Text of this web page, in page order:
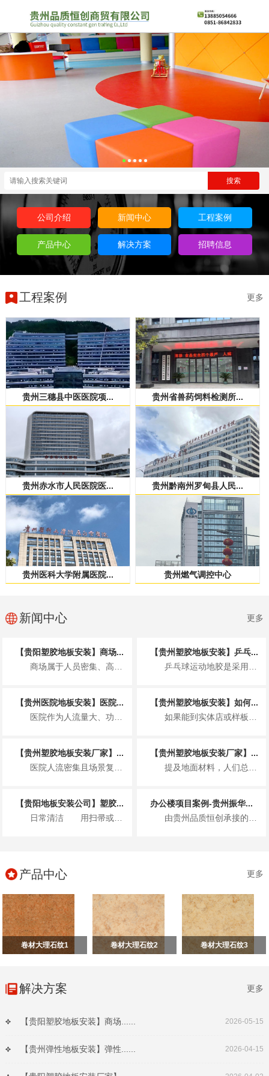
公司介绍 新闻中心 工程案例
产品中心 解决方案 招聘信息
工程案例 更多
贵州三穗县中医医院项... 贵州省兽药饲料检测所...
贵州赤水市人民医院医... 贵州黔南州罗甸县人民...
贵州医科大学附属医院... 贵州燃气调控中心
新闻中心 更多
【贵阳塑胶地板安装】商场...
商场属于人员密集、高频使用的公共商业空间，塑胶地板的安装不仅要满足美观整洁的展...
【贵州塑胶地板安装】乒乓...
乒乓球运动地胶是采用聚乙烯材料专门为运动场地开发的一种地板，具体来说就是以聚氯...
【贵州医院地板安装】医院...
医院作为人流量大、功能分区复杂、卫生要求非常高的特殊场所，地板安装并非简单铺装...
【贵州塑胶地板安装】如何...
如果能到实体店或样板间，可通过 2 个小测试快速判断，比看参数更直观： “沾水...
【贵州塑胶地板安装厂家】...
医院人流密集且场景复杂，塑胶地板因适配医疗需求成为主流地面材料，其基本要求围绕...
【贵州塑胶地板安装厂家】...
提及地面材料，人们总在实木与瓷砖间徘徊，却忽略了一款早已完成技术迭代、打破固有...
【贵阳地板安装公司】塑胶...
日常清洁 用扫帚或吸尘器清除表面灰尘...
办公楼项目案例-贵州振华...
由贵州品质恒创承接的贵州振华风光半导体股份有限公司新办公楼项目地面高级弹性地材...
产品中心 更多
卷材大理石纹1 卷材大理石纹2 卷材大理石纹3
解决方案 更多
【贵阳塑胶地板安装】商场...... 2026-05-15
【贵州弹性地板安装】弹性...... 2026-04-15